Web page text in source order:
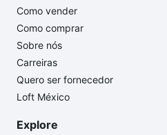
Como vender
Como comprar
Sobre nós
Carreiras
Quero ser fornecedor
Loft México
Explore